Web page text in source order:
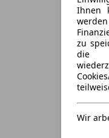
Ihnen
zu
die
Wir